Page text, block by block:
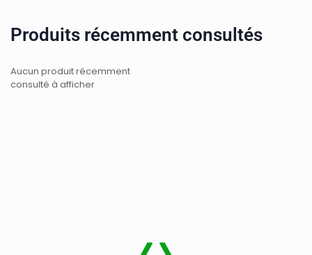
Produits récemment consultés
Aucun produit récemment
consulté à afficher